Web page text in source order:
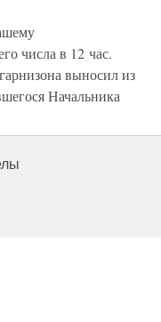
числа в 12 час.
выносил из
Начальника